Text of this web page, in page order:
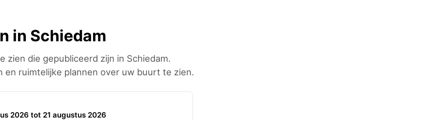
in Schiedam
zien die gepubliceerd zijn in Schiedam.
en ruimtelijke plannen over uw buurt te zien.
2026 tot 21 augustus 2026